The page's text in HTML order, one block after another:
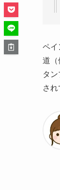
ペイ
道（
タ
され